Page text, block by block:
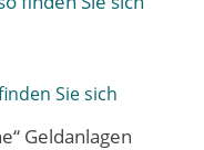
Sie sich
Geldanlagen